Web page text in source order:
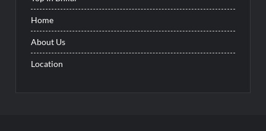
Home
About Us
Location